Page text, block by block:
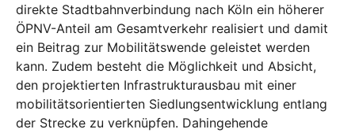
direkte Stadtbahnverbindung nach Köln ein höherer
ÖPNV-Anteil am Gesamtverkehr realisiert und damit
ein Beitrag zur Mobilitätswende geleistet werden
kann. Zudem besteht die Möglichkeit und Absicht,
den projektierten Infrastrukturausbau mit einer
mobilitätsorientierten Siedlungsentwicklung entlang
der Strecke zu verknüpfen. Dahingehende